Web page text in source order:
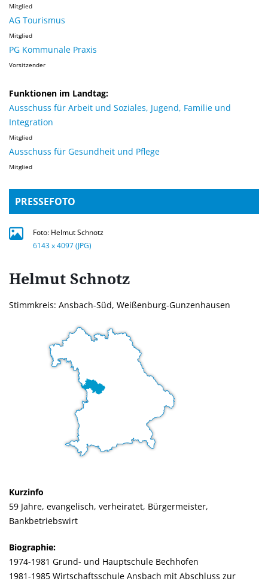
Mitglied
AG Tourismus
Mitglied
PG Kommunale Praxis
Vorsitzender
Funktionen im Landtag:
Ausschuss für Arbeit und Soziales, Jugend, Familie und
Integration
Mitglied
Ausschuss für Gesundheit und Pflege
Mitglied
PRESSEFOTO
Foto: Helmut Schnotz
6143 x 4097 (JPG)
Helmut Schnotz
Stimmkreis: Ansbach-Süd, Weißenburg-Gunzenhausen
Kurzinfo
59 Jahre, evangelisch, verheiratet, Bürgermeister,
Bankbetriebswirt
Biographie:
1974-1981 Grund- und Hauptschule Bechhofen
1981-1985 Wirtschaftsschule Ansbach mit Abschluss zur